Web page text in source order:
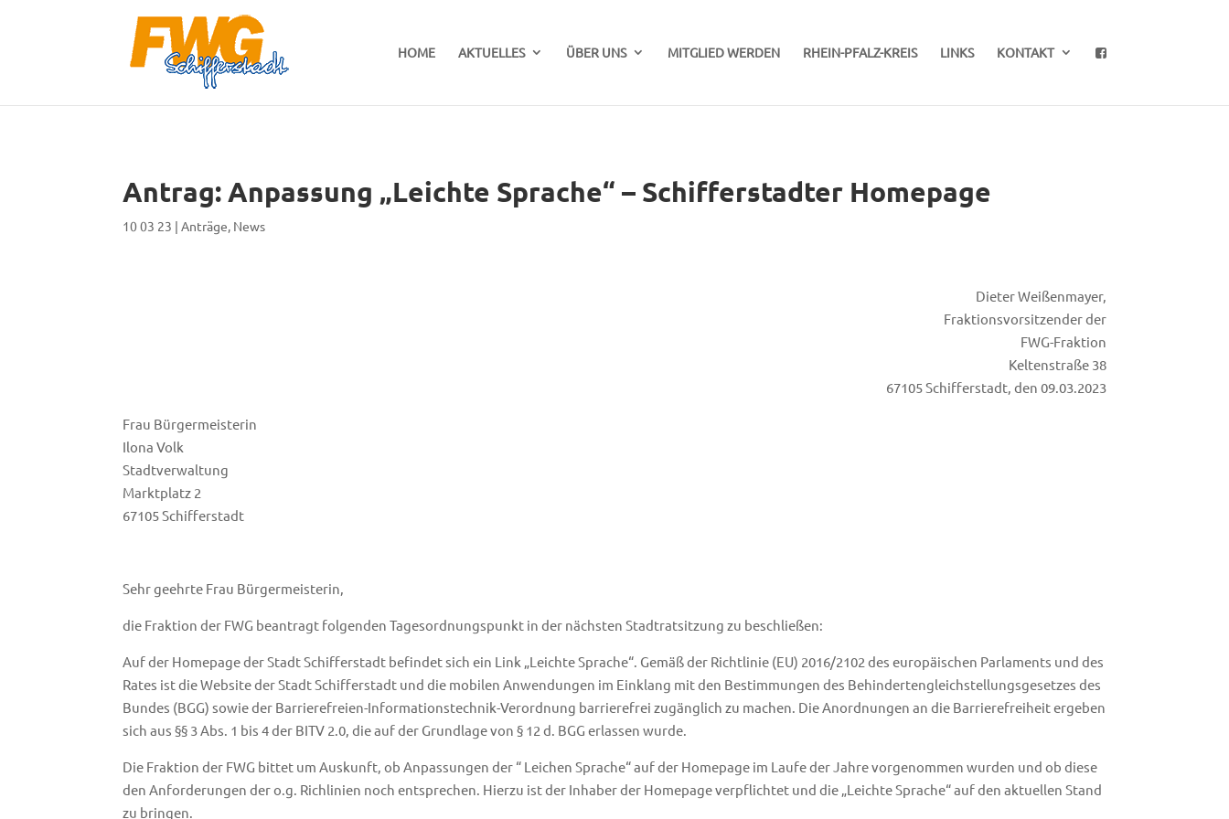
HOME AKTUELLES ÜBER UNS MITGLIED WERDEN RHEIN-PFALZ-KREIS LINKS KONTAKT
Antrag: Anpassung „Leichte Sprache“ – Schifferstadter Homepage
10 03 23 |Anträge, News
Dieter Weißenmayer,
Fraktionsvorsitzender der
FWG-Fraktion
Keltenstraße 38
67105 Schifferstadt, den 09.03.2023
Frau Bürgermeisterin
Ilona Volk
Stadtverwaltung
Marktplatz 2
67105 Schifferstadt
Sehr geehrte Frau Bürgermeisterin,
die Fraktion der FWG beantragt folgenden Tagesordnungspunkt in der nächsten Stadtratsitzung zu beschließen:
Auf der Homepage der Stadt Schifferstadt befindet sich ein Link „Leichte Sprache“. Gemäß der Richtlinie (EU) 2016/2102 des europäischen Parlaments und des
Rates ist die Website der Stadt Schifferstadt und die mobilen Anwendungen im Einklang mit den Bestimmungen des Behindertengleichstellungsgesetzes des
Bundes (BGG) sowie der Barrierefreien-Informationstechnik-Verordnung barrierefrei zugänglich zu machen. Die Anordnungen an die Barrierefreiheit ergeben
sich aus §§ 3 Abs. 1 bis 4 der BITV 2.0, die auf der Grundlage von § 12 d. BGG erlassen wurde.
Die Fraktion der FWG bittet um Auskunft, ob Anpassungen der “ Leichen Sprache“ auf der Homepage im Laufe der Jahre vorgenommen wurden und ob diese
den Anforderungen der o.g. Richlinien noch entsprechen. Hierzu ist der Inhaber der Homepage verpflichtet und die „Leichte Sprache“ auf den aktuellen Stand
zu bringen.